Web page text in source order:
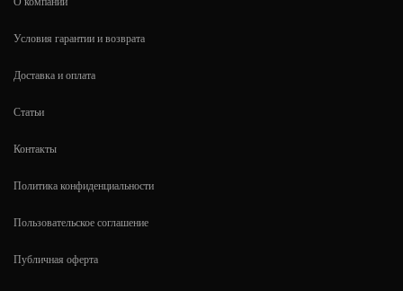
Условия гарантии и возврата
Доставка и оплата
Статьи
Контакты
Политика конфиденциальности
Пользовательское соглашение
Публичная оферта